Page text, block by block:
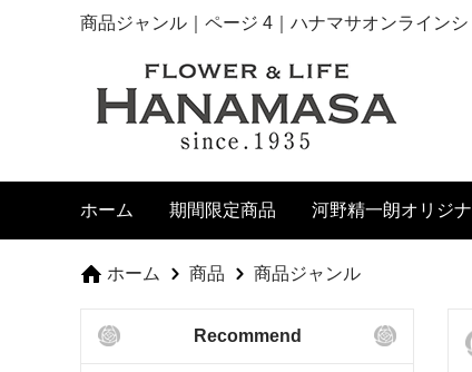
商品ジャンル｜ページ 4｜ハナマサオンライン
ホーム 期間限定商品 河野精一朗オリジ
ホーム 商品 商品ジャンル
Recommend